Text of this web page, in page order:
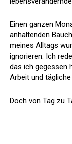
Einen ganzen
anhaltenden
meines Alltags
ignorieren. Ich
das ich gegessen
Arbeit und
Doch von Tag zu